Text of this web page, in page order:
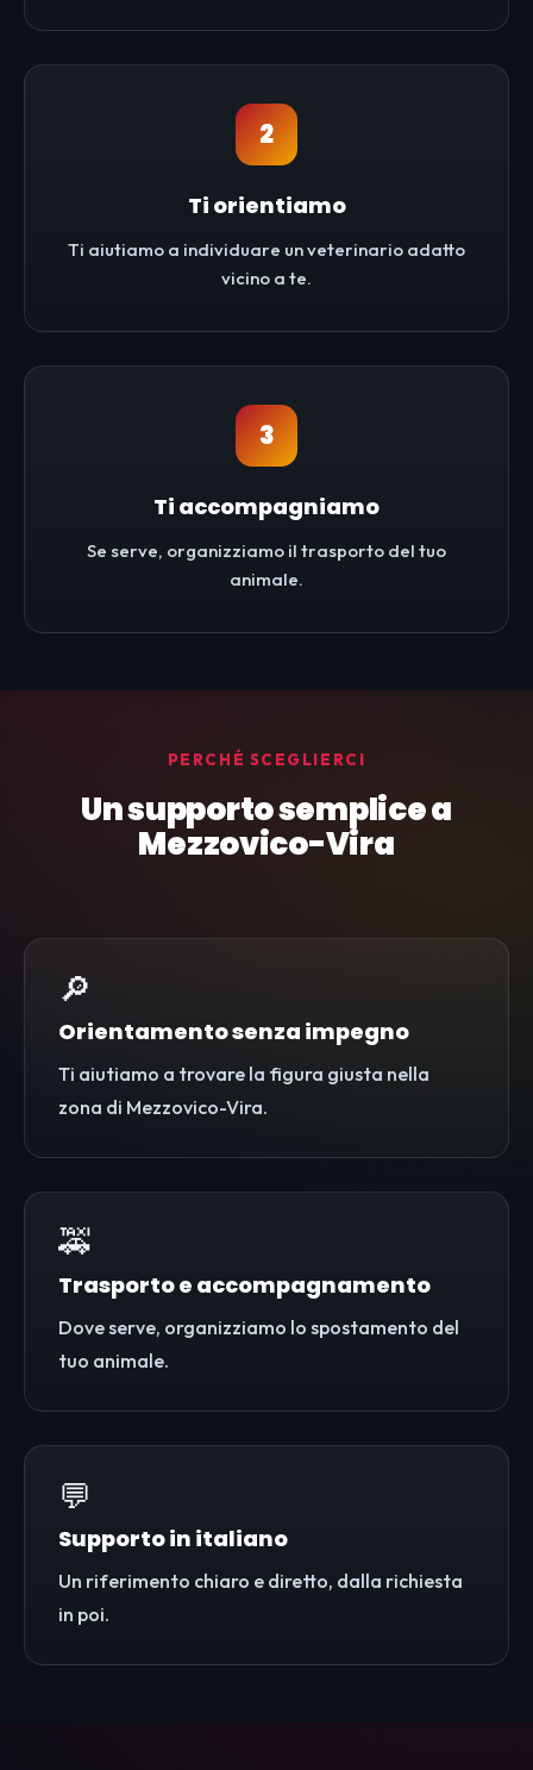
2
Ti orientiamo
Ti aiutiamo a individuare un veterinario adatto
vicino a te.
3
Ti accompagniamo
Se serve, organizziamo il trasporto del tuo
animale.
PERCHÉ SCEGLIERCI
Un supporto semplice a
Mezzovico-Vira
🔎
Orientamento senza impegno
Ti aiutiamo a trovare la figura giusta nella
zona di Mezzovico-Vira.
🚕
Trasporto e accompagnamento
Dove serve, organizziamo lo spostamento del
tuo animale.
💬
Supporto in italiano
Un riferimento chiaro e diretto, dalla richiesta
in poi.